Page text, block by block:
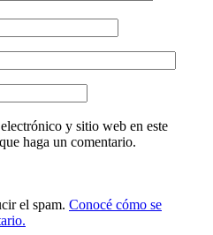
y sitio web en este
haga un comentario.
el spam. Conocé cómo se